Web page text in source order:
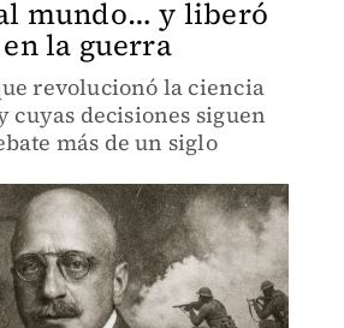
mundo… y liberó
la guerra
revolucionó la ciencia
cuyas decisiones siguen
más de un siglo